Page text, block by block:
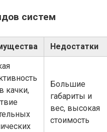
систем
Недостатки
качки,
Большие
габариты и
вес, высокая
стоимость